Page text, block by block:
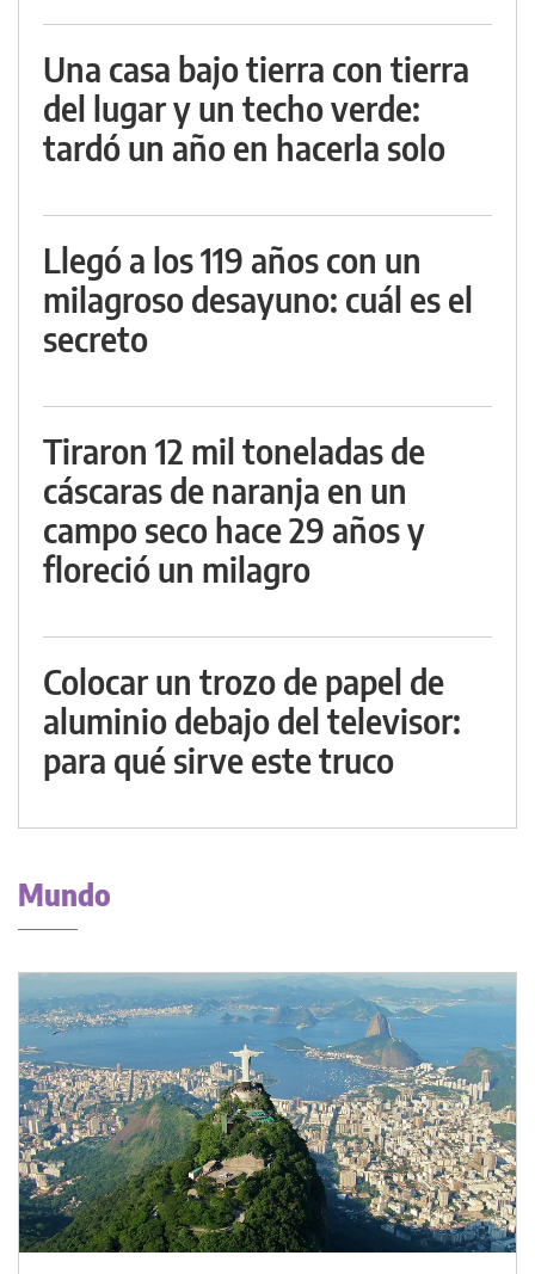
Una casa bajo tierra con tierra
del lugar y un techo verde:
tardó un año en hacerla solo
Llegó a los 119 años con un
milagroso desayuno: cuál es el
secreto
Tiraron 12 mil toneladas de
cáscaras de naranja en un
campo seco hace 29 años y
floreció un milagro
Colocar un trozo de papel de
aluminio debajo del televisor:
para qué sirve este truco
Mundo